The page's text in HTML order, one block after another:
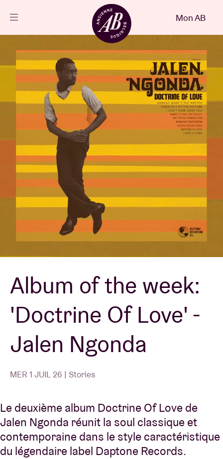
FR
Agenda
Projets
Actualités
Infos visiteurs
AB ❤ you
Location de salles
BRDCST
ABtv
Chèque-concert
À propos de l'AB
Contact
Mon AB
Album of the week:
'Doctrine Of Love' -
Jalen Ngonda
MER 1 JUIL 26 | Stories
Le deuxième album Doctrine Of Love de
Jalen Ngonda réunit la soul classique et
contemporaine dans le style caractéristique
du légendaire label Daptone Records.